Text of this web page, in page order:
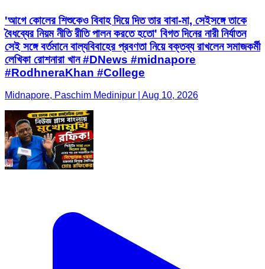
'আগে কোলের শিশুকেও বিবাহ দিয়ে দিত তার বাবা-মা, সেইসঙ্গে তাকে
বৈধব্যের নিয়ম নীতি রীতি পালন করতে হতো' বিগত দিনের নারী নির্যাতন
সেই সঙ্গে বর্তমানে বাল্যবিবাহের প্রবণতা নিয়ে বক্তব্য রাখলেন সমাজকর্মী
লেখিকা রোশনারা খান #DNews #midnapore
#RodhneraKhan #College
Midnapore, Paschim Medinipur | Aug 10, 2026